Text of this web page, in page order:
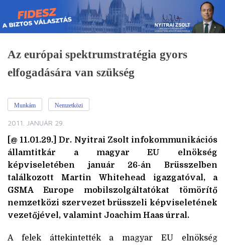
Skip
to
content
Az európai spektrumstratégia gyors
elfogadására van szükség
Munkám Nemzetközi
2011. JANUÁR 29.
[@ 11.01.29.] Dr. Nyitrai Zsolt infokommunikációs
államtitkár a magyar EU elnökség
képviseletében január 26-án Brüsszelben
találkozott Martin Whitehead igazgatóval, a
GSMA Europe mobilszolgáltatókat tömörítő
nemzetközi szervezet brüsszeli képviseletének
vezetőjével, valamint Joachim Haas úrral.
A felek áttekintették a magyar EU elnökség